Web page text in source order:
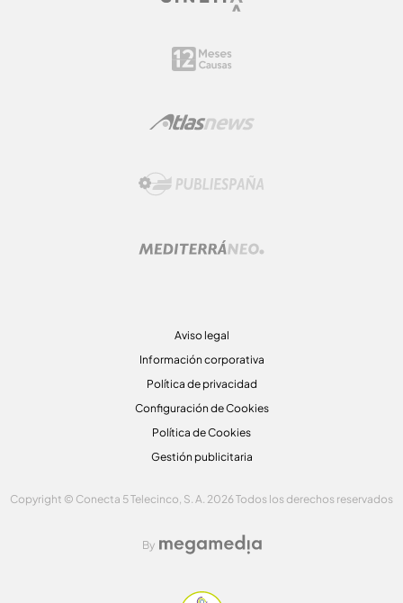
Aviso legal
Información corporativa
Política de privacidad
Configuración de Cookies
Política de Cookies
Gestión publicitaria
Copyright © Conecta 5 Telecinco, S. A. 2026 Todos los derechos reservados
By